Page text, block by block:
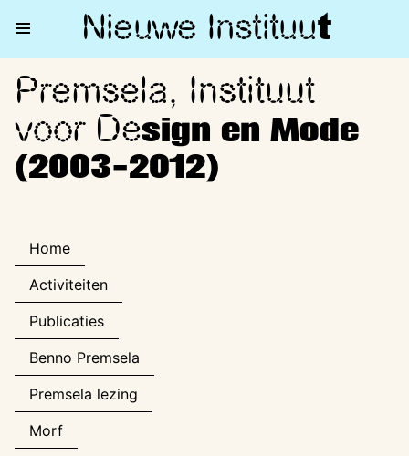
Nieuwe Instituut
Premsela, Instituut voor
Premsela, Instituut
voor Design en Mode
(2003-2012)
Home
Activiteiten
Publicaties
Benno Premsela
Premsela lezing
Morf